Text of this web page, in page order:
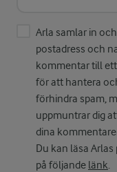
Arla samlar in
postadress och
kommentar till
för att hantera
förhindra spam,
uppmuntrar dig
dina
Du kan läsa
på följande länk.